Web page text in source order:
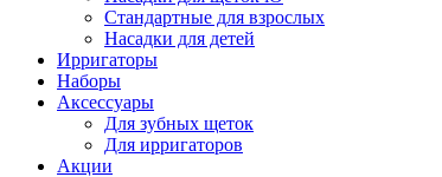
Стандартные для взрослых
Насадки для детей
Ирригаторы
Наборы
Аксессуары
Для зубных щеток
Для ирригаторов
Акции